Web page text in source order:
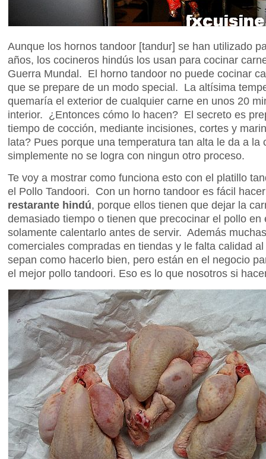
Aunque los hornos tandoor [tandur] se han utilizado
años, los cocineros hindús los usan para cocinar
Guerra Mundal. El horno tandoor no puede cocinar
que se prepare de un modo special. La altísima
quemaría el exterior de cualquier carne en unos 20
interior. ¿Entonces cómo lo hacen? El secreto es
tiempo de cocción, mediante incisiones, cortes y
lata? Pues porque una temperatura tan alta le da a la
simplemente no se logra con ningun otro proceso.
Te voy a mostrar como funciona esto con el platillo
el Pollo Tandoori. Con un horno tandoor es fácil
restarante hindú, porque ellos tienen que dejar la
demasiado tiempo o tienen que precocinar el pollo en
solamente calentarlo antes de servir. Además
comerciales compradas en tiendas y le falta calidad
sepan como hacerlo bien, pero están en el negocio
el mejor pollo tandoori. Eso es lo que nosotros si